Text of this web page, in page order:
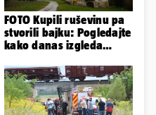
FOTO Kupili ruševinu pa
stvorili bajku: Pogledajte
kako danas izgleda